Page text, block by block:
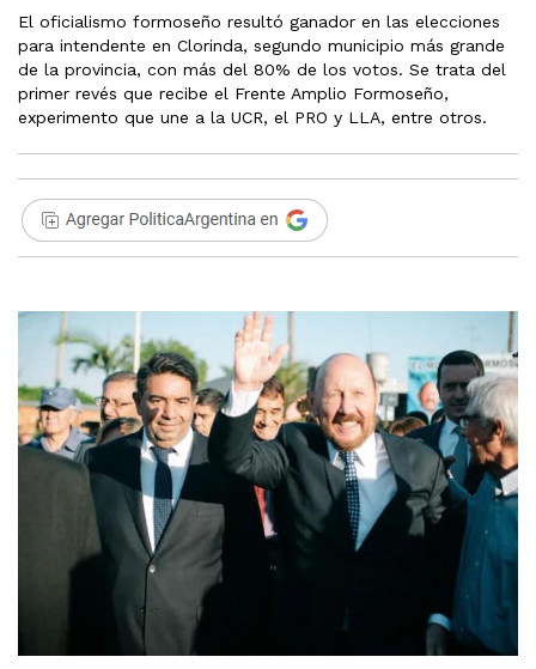
El oficialismo formoseño resultó ganador en las elecciones
para intendente en Clorinda, segundo municipio más grande
de la provincia, con más del 80% de los votos. Se trata del
primer revés que recibe el Frente Amplio Formoseño,
experimento que une a la UCR, el PRO y LLA, entre otros.